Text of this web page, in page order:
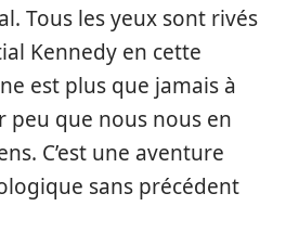
Tous les yeux sont rivés
Kennedy en cette
est plus que jamais à
que nous nous en
C’est une aventure
sans précédent